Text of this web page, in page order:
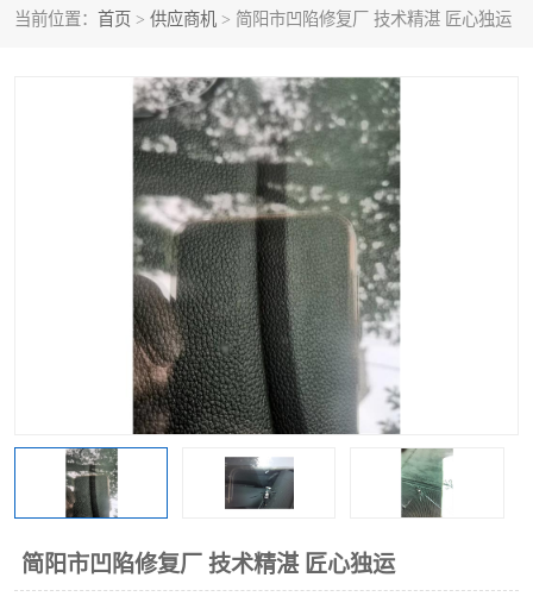
当前位置： 首页 > 供应商机 > 简阳市凹陷修复厂 技术精湛 匠心独运
简阳市凹陷修复厂 技术精湛 匠心独运